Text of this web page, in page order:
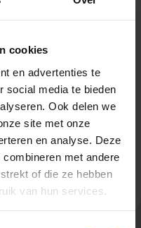
cookies
en advertenties te
social media te bieden
Ook delen we
site met onze
en analyse. Deze
met andere
of die ze hebben
van hun services.